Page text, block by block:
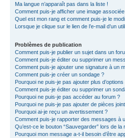
Ma langue n’apparaît pas dans la liste !
Comment puis-je afficher une image
Quel est mon rang et comment puis-je le
Lorsque je clique sur le lien de l’e-mail d’un
Problèmes de publication
Comment puis-je publier un sujet dans un
Comment puis-je éditer ou supprimer un
Comment puis-je ajouter une signature à un
Comment puis-je créer un sondage ?
Pourquoi ne puis-je pas ajouter plus
Comment puis-je éditer ou supprimer un
Pourquoi ne puis-je pas accéder au forum ?
Pourquoi ne puis-je pas ajouter de pièces
Pourquoi ai-je reçu un avertissement ?
Comment puis-je rapporter des messages à
Qu’est-ce le bouton “Sauvegarder” lors de la
Pourquoi mon message a-t-il besoin d’être